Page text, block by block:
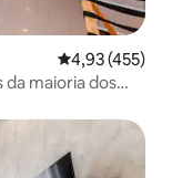
Classificação
4,93 (455)
da maioria dos